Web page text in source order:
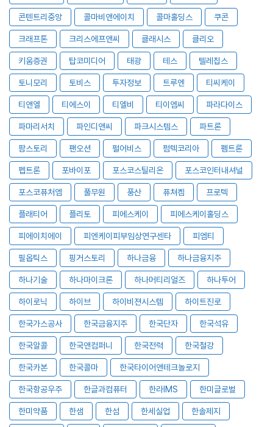
콘텐트리중앙 콜마비앤에이치 콜마홀딩스 쿠콘
크래프톤 크리스에프앤씨 클래시스 클리오
키움증권 탑코미디어 태광 테스 텔레칩스
토니모리 토비스 투자정보 트루엔 티씨케이
티앤엘 티에스이 티엘비 티이엠씨 파라다이스
파마리서치 파인디앤씨 파크시스템스 파트론
팜스토리 팬오션 펄어비스 펌텍코리아 펨트론
펩트론 포바이포 포스코스틸리온 포스코인터내셔널
포스코퓨처엠 풀무원 풍산 퓨쳐켐 프로텍
플래티어 플리토 피에스케이 피에스케이홀딩스
피에이치에이 피엔케이피부임상연구센타 피엠티
필옵틱스 핑거스토리 하나금융 하나금융지주
하나기술 하나마이크론 하나머티리얼즈 하나투어
하이로닉 하이브 하이비젼시스템 하이트진로
한국가스공사 한국금융지주 한국단자 한국석유
한국알콜 한국앤컴퍼니 한국전력 한국철강
한국카본 한국콜마 한국타이어앤테크놀로지
한국항공우주 한글과컴퓨터 한라IMS 한미글로벌
한미약품 한샘 한섬 한세실업 한솔제지